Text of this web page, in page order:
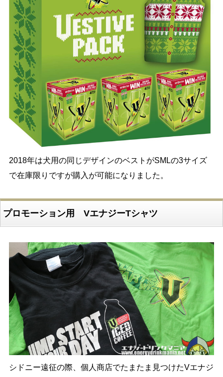
2018年は犬用の同じデザインのベストがSMLの3サイズ
で在庫限りですが購入が可能になりました。
プロモーション用 VエナジーTシャツ
シドニー遠征の際、個人商店でたまたま見つけたVエナジ